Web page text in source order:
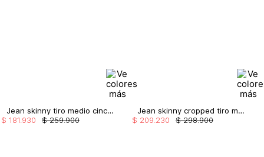
Jean skinny tiro medio cinco bolsillos
$ 259.900
$ 181 930
Jean skinny cropped tiro medio prendedor
$ 298.900
$ 209 230